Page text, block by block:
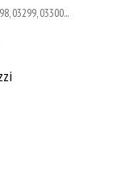
03299, 03300...